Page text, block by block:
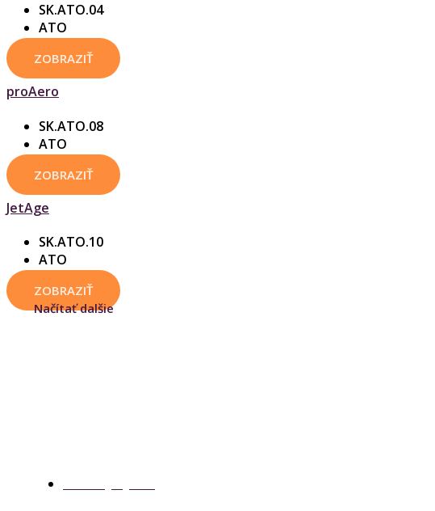
SK.ATO.04
ATO
ZOBRAZIŤ
proAero
SK.ATO.08
ATO
ZOBRAZIŤ
JetAge
SK.ATO.10
ATO
ZOBRAZIŤ
Načítať dalšie